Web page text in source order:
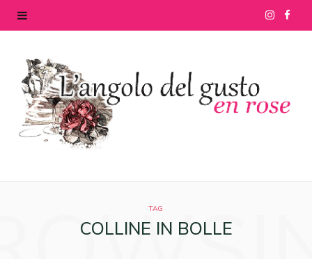
I
t e
TAG
COLLINE IN BOLLE